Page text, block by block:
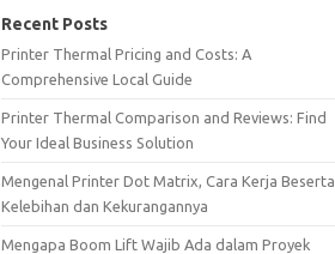
Recent Posts
Printer Thermal Pricing and Costs: A
Comprehensive Local Guide
Printer Thermal Comparison and Reviews: Find
Your Ideal Business Solution
Mengenal Printer Dot Matrix, Cara Kerja Beserta
Kelebihan dan Kekurangannya
Mengapa Boom Lift Wajib Ada dalam Proyek